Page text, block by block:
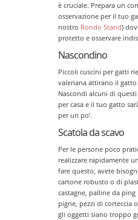
è cruciale. Prepara un
osservazione per il tuo
nostro Rondo Stand)
protetto e osservare
Nascondino
Piccoli cuscini per gatti
valeriana attirano il
Nascondi alcuni di
per casa e il tuo gatto
per un po’.
Scatola da scavo
Per le persone poco
realizzare rapidamente
fare questo, avete
cartone robusto o di
castagne, palline da
pigne, pezzi di corteccia
gli oggetti siano troppo